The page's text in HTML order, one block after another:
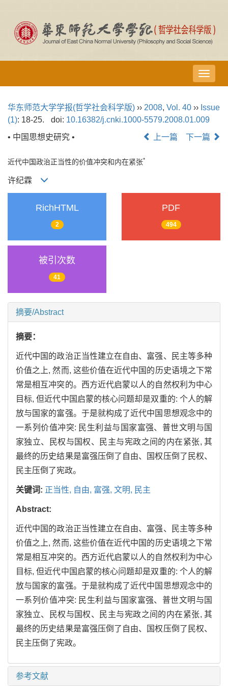
导
航
换
华东师范大学学报(哲学社会科学版) ›› 2008, Vol. 40 ›› Issue
(1): 18-25. doi: 10.16382/j.cnki.1000-5579.2008.01.009
• 中国思想史研究 •
上一篇 下一篇
近代中国政治正当性的价值冲突和内在紧张*
许纪霖
RichHTML
2
PDF
494
被引次数
41
摘要/Abstract
摘要：
近代中国的政治正当性建立在自由、富强、民主等多种
价值之上, 然而, 这些价值在近代中国的历史语境之下常
常是相互冲突的。西方近代启蒙以人的自然权利为中心
目标, 但近代中国启蒙的核心问题却是双重的: 个人的解
放与国家的富强。于是就构成了近代中国思想观念中的
一系列价值冲突: 民生利益与国家富强、普世文明与国
家独立、民权与国权、民主与宪政之间的内在紧张, 其
最终的历史结果是富强压倒了自由、国权压倒了民权、
民主压倒了宪政。
关键词: 正当性, 自由, 富强, 文明, 民主
Abstract:
近代中国的政治正当性建立在自由、富强、民主等多种
价值之上, 然而, 这些价值在近代中国的历史语境之下常
常是相互冲突的。西方近代启蒙以人的自然权利为中心
目标, 但近代中国启蒙的核心问题却是双重的: 个人的解
放与国家的富强。于是就构成了近代中国思想观念中的
一系列价值冲突: 民生利益与国家富强、普世文明与国
家独立、民权与国权、民主与宪政之间的内在紧张, 其
最终的历史结果是富强压倒了自由、国权压倒了民权、
民主压倒了宪政。
参考文献